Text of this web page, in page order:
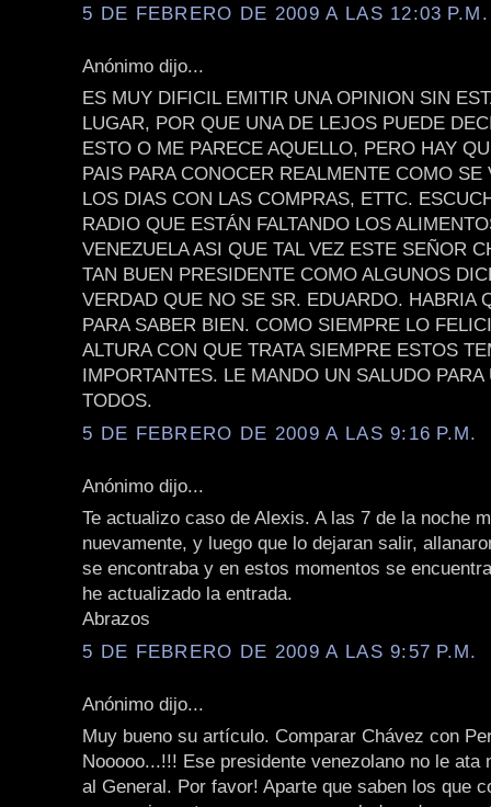
5 DE FEBRERO DE 2009 A LAS 12:03 P.M.
Anónimo dijo...
ES MUY DIFICIL EMITIR UNA OPINION SIN
LUGAR, POR QUE UNA DE LEJOS PUEDE
ESTO O ME PARECE AQUELLO, PERO HAY
PAIS PARA CONOCER REALMENTE COMO SE
LOS DIAS CON LAS COMPRAS, ETTC.
RADIO QUE ESTÁN FALTANDO LOS
VENEZUELA ASI QUE TAL VEZ ESTE SEÑOR
TAN BUEN PRESIDENTE COMO ALGUNOS
VERDAD QUE NO SE SR. EDUARDO. HABRIA
PARA SABER BIEN. COMO SIEMPRE LO
ALTURA CON QUE TRATA SIEMPRE ESTOS
IMPORTANTES. LE MANDO UN SALUDO PARA
TODOS.
5 DE FEBRERO DE 2009 A LAS 9:16 P.M.
Anónimo dijo...
Te actualizo caso de Alexis. A las 7 de la noche
nuevamente, y luego que lo dejaran salir,
se encontraba y en estos momentos se
he actualizado la entrada.
Abrazos
5 DE FEBRERO DE 2009 A LAS 9:57 P.M.
Anónimo dijo...
Muy bueno su artículo. Comparar Chávez con
Nooooo...!!! Ese presidente venezolano no le ata
al General. Por favor! Aparte que saben los que